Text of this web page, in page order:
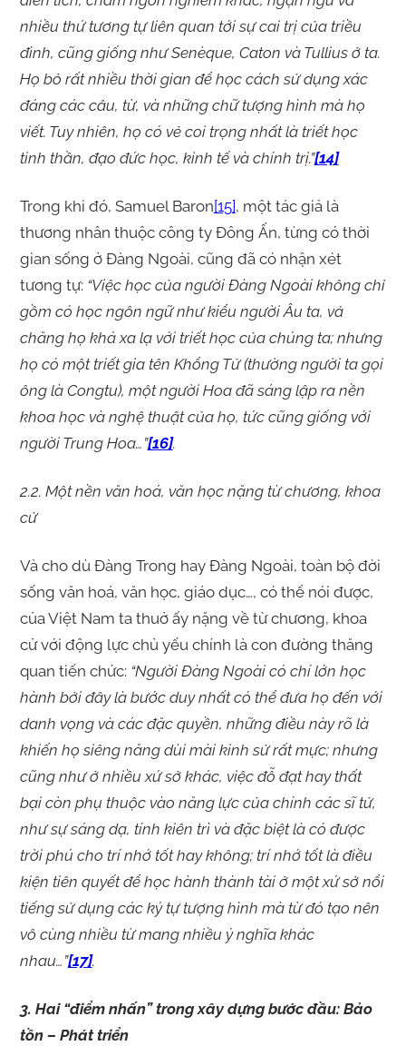
nhiều thứ tương tự liên quan tới sự cai trị của triều
đình, cũng giống như Senèque, Caton và Tullius ở ta.
Họ bỏ rất nhiều thời gian để học cách sử dụng xác
đáng các câu, từ, và những chữ tượng hình mà họ
viết. Tuy nhiên, họ có vẻ coi trọng nhất là triết học
tinh thần, đạo đức học, kinh tế và chính trị.”[14]
Trong khi đó, Samuel Baron[15], một tác giả là
thương nhân thuộc công ty Đông Ấn, từng có thời
gian sống ở Đàng Ngoài, cũng đã có nhận xét
tương tự: “Việc học của người Đàng Ngoài không chỉ
gồm có học ngôn ngữ như kiểu người Âu ta, vả
chăng họ khá xa lạ với triết học của chúng ta; nhưng
họ có một triết gia tên Khổng Tử (thường người ta gọi
ông là Congtu), một người Hoa đã sáng lập ra nền
khoa học và nghệ thuật của họ, tức cũng giống với
người Trung Hoa…”[16].
2.2. Một nền văn hoá, văn học nặng từ chương, khoa
cử
Và cho dù Đàng Trong hay Đàng Ngoài, toàn bộ đời
sống văn hoá, văn học, giáo dục…, có thể nói được,
của Việt Nam ta thuở ấy nặng về từ chương, khoa
cử với động lực chủ yếu chính là con đường thăng
quan tiến chức: “Người Đàng Ngoài có chí lớn học
hành bởi đây là bước duy nhất có thể đưa họ đến với
danh vọng và các đặc quyền, những điều này rõ là
khiến họ siêng năng dùi mài kinh sử rất mực; nhưng
cũng như ở nhiều xứ sở khác, việc đỗ đạt hay thất
bại còn phụ thuộc vào năng lực của chính các sĩ tử,
như sự sáng dạ, tính kiên trì và đặc biệt là có được
trời phú cho trí nhớ tốt hay không; trí nhớ tốt là điều
kiện tiên quyết để học hành thành tài ở một xứ sở nổi
tiếng sử dụng các ký tự tượng hình mà từ đó tạo nên
vô cùng nhiều từ mang nhiều ý nghĩa khác
nhau…”[17].
3. Hai “điểm nhấn” trong xây dựng bước đầu: Bảo
tồn – Phát triển